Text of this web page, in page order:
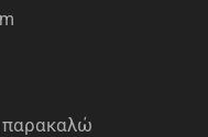
παρακαλώ